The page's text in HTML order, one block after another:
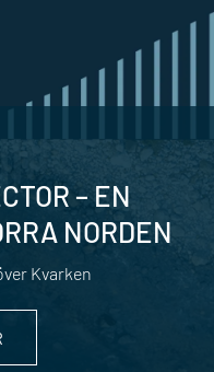
– EN
NORDEN
Kvarken